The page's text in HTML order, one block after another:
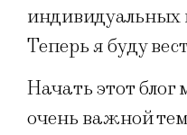
индивидуальных
Теперь я буду
Начать этот блог
очень важной